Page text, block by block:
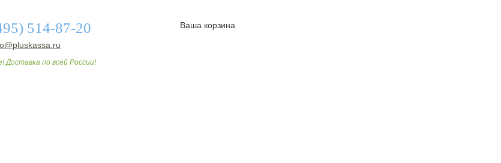
514-87-20
Доставка по всей России!
Ваша корзина